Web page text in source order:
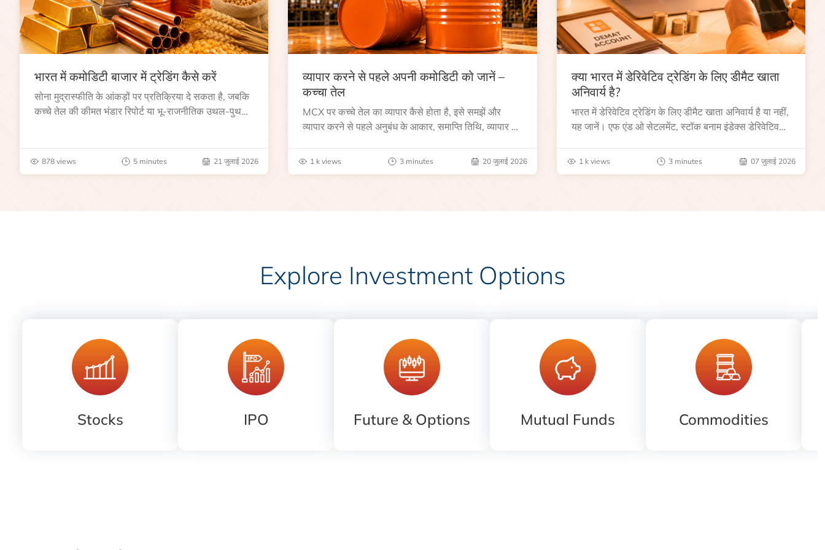
भारत में कमोडिटी बाजार में ट्रेडिंग कैसे करें
सोना मुद्रास्फीति के आंकड़ों पर प्रतिक्रिया दे सकता है, जबकि
कच्चे तेल की कीमत भंडार रिपोर्ट या भू-राजनीतिक उथल-पुथल
878 views 5 minutes 21 जुलाई 2026
व्यापार करने से पहले अपनी कमोडिटी को जानें –
कच्चा तेल
MCX पर कच्चे तेल का व्यापार कैसे होता है, इसे समझें और
व्यापार करने से पहले अनुबंध के आकार, समाप्ति तिथि, व्यापार के
जानें।1 k views 3 minutes 20 जुलाई 2026
क्या भारत में डेरिवेटिव ट्रेडिंग के लिए डीमैट खाता
अनिवार्य है?
भारत में डेरिवेटिव ट्रेडिंग के लिए डीमैट खाता अनिवार्य है या नहीं,
यह जानें। एफ एंड ओ सेटलमेंट, स्टॉक बनाम इंडेक्स डेरिवेटिव
1 k views 3 minutes 07 जुलाई 2026
Explore Investment Options
Stocks IPO Future & Options Mutual Funds Commodities